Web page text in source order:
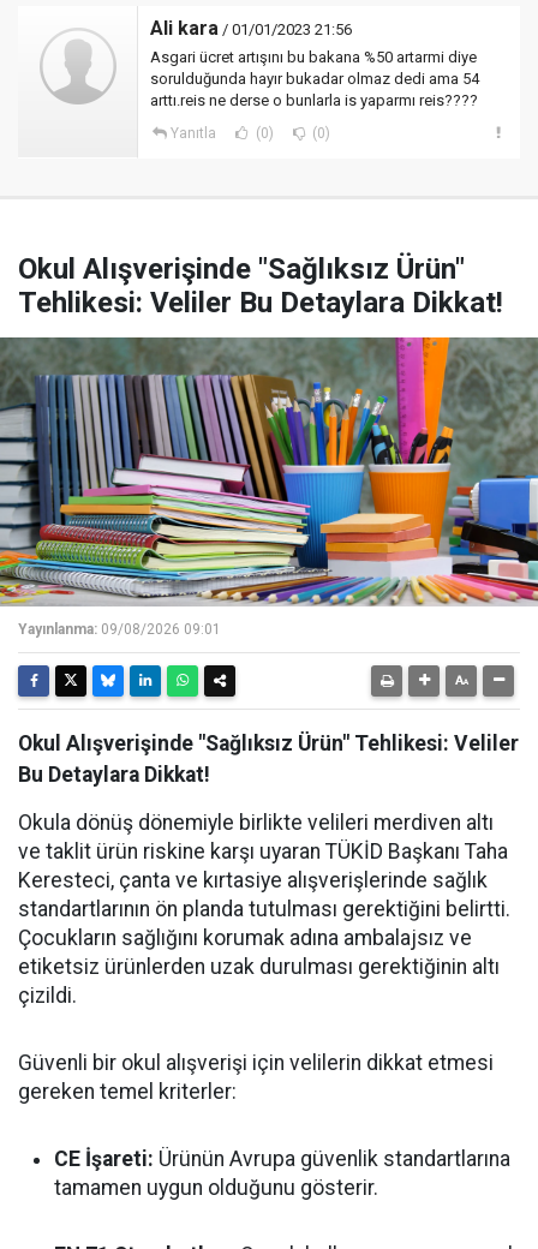
Ali kara / 01/01/2023 21:56
Asgari ücret artışını bu bakana %50 artarmi diye
sorulduğunda hayır bukadar olmaz dedi ama 54
arttı.reis ne derse o bunlarla is yaparmı reis????
Yanıtla (0) (0)
Okul Alışverişinde "Sağlıksız Ürün"
Tehlikesi: Veliler Bu Detaylara Dikkat!
Yayınlanma: 09/08/2026 09:01
Okul Alışverişinde "Sağlıksız Ürün" Tehlikesi: Veliler
Bu Detaylara Dikkat!
Okula dönüş dönemiyle birlikte velileri merdiven altı
ve taklit ürün riskine karşı uyaran TÜKİD Başkanı Taha
Keresteci, çanta ve kırtasiye alışverişlerinde sağlık
standartlarının ön planda tutulması gerektiğini belirtti.
Çocukların sağlığını korumak adına ambalajsız ve
etiketsiz ürünlerden uzak durulması gerektiğinin altı
çizildi.
Güvenli bir okul alışverişi için velilerin dikkat etmesi
gereken temel kriterler:
CE İşareti: Ürünün Avrupa güvenlik standartlarına
tamamen uygun olduğunu gösterir.